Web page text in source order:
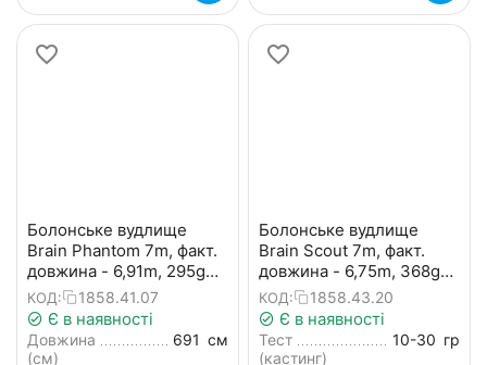
Болонське вудлище
Brain Phantom 7m, факт.
довжина - 6,91m, 295g
(телескопічне, з
кільцями) + чохол та
захист на кільця
КОД: 1858.41.07
Є в наявності
Довжина
(см)
691 см
Болонське вудлище
Brain Scout 7m, факт.
довжина - 6,75m, 368g
(телескопічне, з
кільцями) + чохол та
захист на кільця
КОД: 1858.43.20
Є в наявності
Тест
(кастинг)
10-30 гр